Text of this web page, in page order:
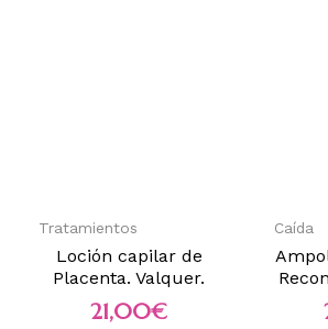
Tratamientos
Loción capilar de
Placenta. Valquer.
21,00€
Caída